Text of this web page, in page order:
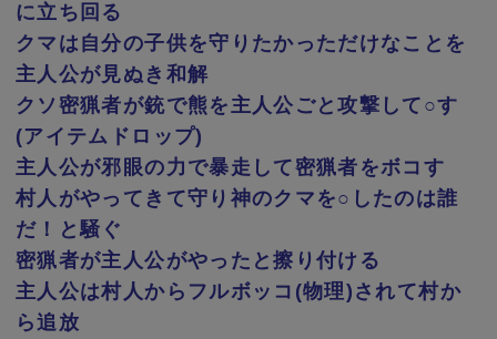
に立ち回る
クマは自分の子供を守りたかっただけなことを
主人公が見ぬき和解
クソ密猟者が銃で熊を主人公ごと攻撃して○す
(アイテムドロップ)
主人公が邪眼の力で暴走して密猟者をボコす
村人がやってきて守り神のクマを○したのは誰
だ！と騒ぐ
密猟者が主人公がやったと擦り付ける
主人公は村人からフルボッコ(物理)されて村か
ら追放